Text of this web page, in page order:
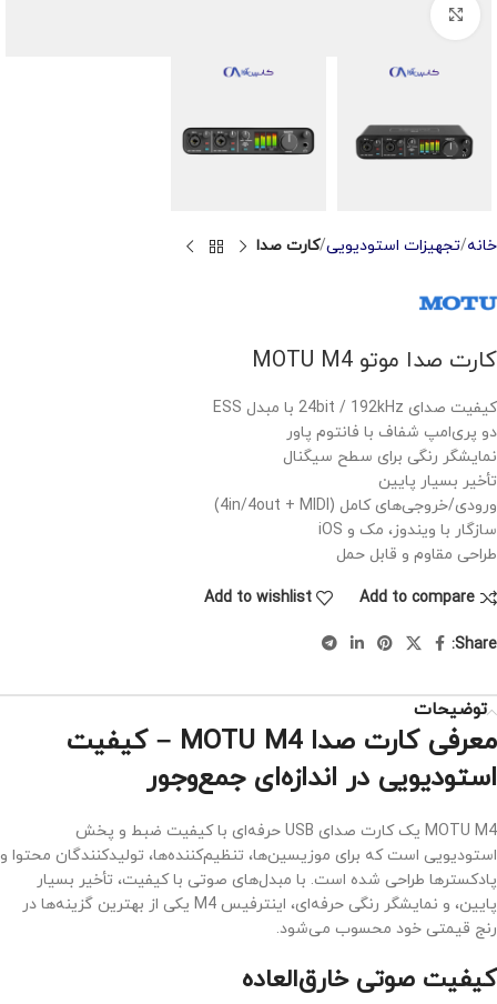
خانه تجهیزات استودیویی کارت صدا
کارت صدا موتو MOTU M4
کیفیت صدای 24bit / 192kHz با مبدل ESS
دو پری‌امپ شفاف با فانتوم پاور
نمایشگر رنگی برای سطح سیگنال
تأخیر بسیار پایین
ورودی/خروجی‌های کامل (4in/4out + MIDI)
سازگار با ویندوز، مک و iOS
طراحی مقاوم و قابل حمل
Add to compare
Add to wishlist
Share:
توضیحات
معرفی کارت صدا MOTU M4 – کیفیت
استودیویی در اندازه‌ای جمع‌وجور
MOTU M4 یک کارت صدای USB حرفه‌ای با کیفیت ضبط و پخش
استودیویی است که برای موزیسین‌ها، تنظیم‌کننده‌ها، تولیدکنندگان محتوا و
پادکسترها طراحی شده است. با مبدل‌های صوتی با کیفیت، تأخیر بسیار
پایین، و نمایشگر رنگی حرفه‌ای، اینترفیس M4 یکی از بهترین گزینه‌ها در
رنج قیمتی خود محسوب می‌شود.
کیفیت صوتی خارق‌العاده